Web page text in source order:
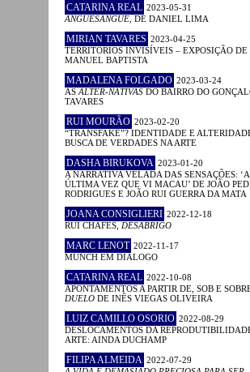
CATARINA REAL 2023-05-31
ANGUESÂNGUE , DE DANIEL LIMA
MIRIAN TAVARES 2023-04-25
TERRITÓRIOS INVISÍVEIS – EXPOSIÇÃO DE
MANUEL BAPTISTA
MADALENA FOLGADO 2023-03-24
AS ALTER-NATIVAS DO BAIRRO DO
TAVARES
RUI MOURÃO 2023-02-20
“TRANSFAKE”? IDENTIDADE E
BUSCA DE VERDADES NA ARTE
DASHA BIRUKOVA 2023-01-20
A NARRATIVA VELADA DAS SENSAÇÕES: ‘A
ÚLTIMA VEZ QUE VI MACAU’ DE JOÃO
RODRIGUES E JOÃO RUI GUERRA DA MATA
JOANA CONSIGLIERI 2022-12-18
RUI CHAFES, DESABRIGO
MARC LENOT 2022-11-17
MUNCH EM DIÁLOGO
CATARINA REAL 2022-10-08
APONTAMENTOS A PARTIR DE, SOB E
DUELO DE INÊS VIEGAS OLIVEIRA
LUIZ CAMILLO OSORIO 2022-08-29
DESLOCAMENTOS DA
ARTE: AINDA DUCHAMP
FILIPA ALMEIDA 2022-07-29